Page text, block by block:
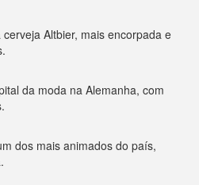
Altbier, mais encorpada e
da moda na Alemanha, com
dos mais animados do país,